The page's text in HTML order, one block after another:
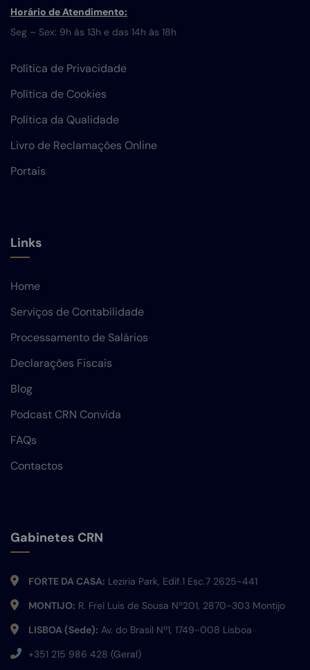
Horário de Atendimento:
Seg – Sex: 9h às 13h e das 14h às 18h
Política de Privacidade
Política de Cookies
Política da Qualidade
Livro de Reclamações Online
Portais
Links
Home
Serviços de Contabilidade
Processamento de Salários
Declarações Fiscais
Blog
Podcast CRN Convida
FAQs
Contactos
Gabinetes CRN
FORTE DA CASA: Leziria Park, Edif.1 Esc.7 2625-441
MONTIJO: R. Frei Luis de Sousa Nº201, 2870-303 Montijo
LISBOA (Sede): Av. do Brasil Nº1, 1749-008 Lisboa
+351 215 986 428 (Geral)